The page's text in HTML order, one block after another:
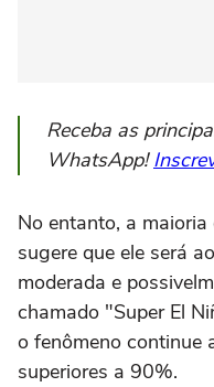
Receba as
WhatsApp!
No entanto, a
sugere que ele será
moderada e
chamado "Super El
o fenômeno continue
superiores a 90%.